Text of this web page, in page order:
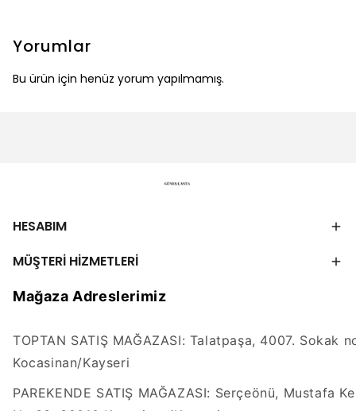
Yorumlar
Bu ürün için henüz yorum yapılmamış.
HESABIM
MÜŞTERİ HİZMETLERİ
Mağaza Adreslerimiz
TOPTAN SATIŞ MAĞAZASI: Talatpaşa, 4007. Sokak
Kocasinan/Kayseri
PAREKENDE SATIŞ MAĞAZASI: Serçeönü, Mustafa